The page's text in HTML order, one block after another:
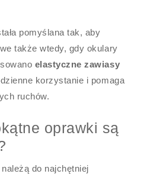
pomyślana tak, aby
także wtedy, gdy okulary
elastyczne zawiasy
korzystanie i pomaga
ruchów.
oprawki są
do najchętniej